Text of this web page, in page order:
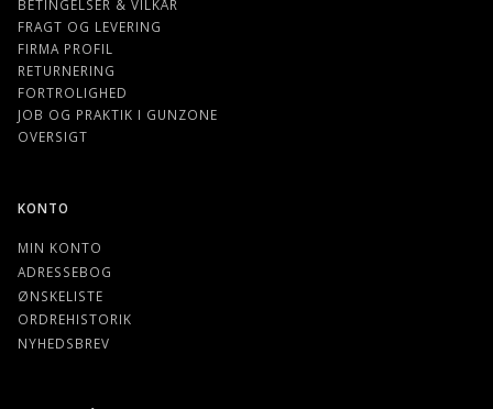
BETINGELSER & VILKÅR
FRAGT OG LEVERING
FIRMA PROFIL
RETURNERING
FORTROLIGHED
JOB OG PRAKTIK I GUNZONE
OVERSIGT
KONTO
MIN KONTO
ADRESSEBOG
ØNSKELISTE
ORDREHISTORIK
NYHEDSBREV